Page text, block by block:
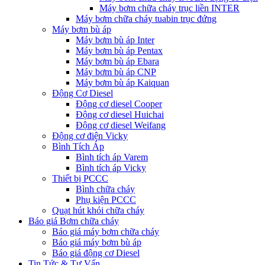
Máy bơm chữa cháy trục liền INTER
Máy bơm chữa cháy tuabin trục đứng
Máy bơm bù áp
Máy bơm bù áp Inter
Máy bơm bù áp Pentax
Máy bơm bù áp Ebara
Máy bơm bù áp CNP
Máy bơm bù áp Kaiquan
Động Cơ Diesel
Động cơ diesel Cooper
Động cơ diesel Huichai
Động cơ diesel Weifang
Động cơ điện Vicky
Bình Tích Áp
Bình tích áp Varem
Bình tích áp Vicky
Thiết bị PCCC
Bình chữa cháy
Phụ kiện PCCC
Quạt hút khói chữa cháy
Báo giá Bơm chữa cháy
Báo giá máy bơm chữa cháy
Báo giá máy bơm bù áp
Báo giá động cơ Diesel